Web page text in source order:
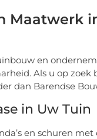
Maatwerk
en
Als u op zoek
dan Barendse
in Uw Tuin
en schuren